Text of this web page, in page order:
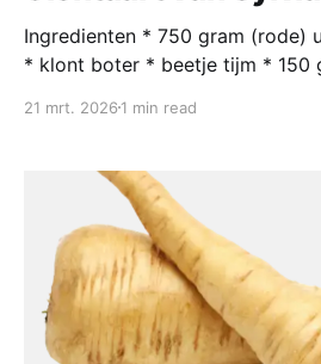
Ingredienten * 750 gram (rode) uien * scheut olijfolie
* klont boter * beetje tijm * 150 gram pittige
gram zelfrijzend bakmeel * 2 afgestreken theelepels
mosterd * 1 losgeklopt ei Bereiding Snijd de uien in
de lengte doormidden, en
21 mrt. 2026 1 min read